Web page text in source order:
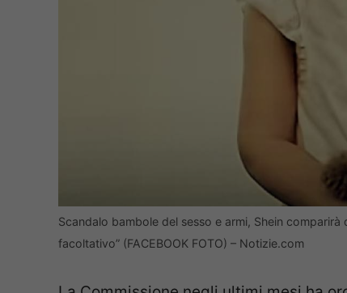
Scandalo bambole del sesso e armi, Shein comparirà
facoltativo” (FACEBOOK FOTO) – Notizie.com